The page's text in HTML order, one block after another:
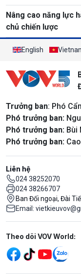
Nâng cao năng lực
chủ chiến lược
English
Trưởng ban: Phó
Phó trưởng ban:
Phó trưởng ban: Bùi
Phó trưởng ban:
Liên hệ
024 38252070
024 38266707
Ban Đối ngoại, Đài
Email:
Mạng xã hội
Theo dõi VOV World: